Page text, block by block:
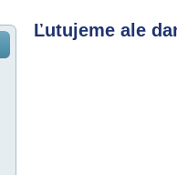
Ľutujeme ale